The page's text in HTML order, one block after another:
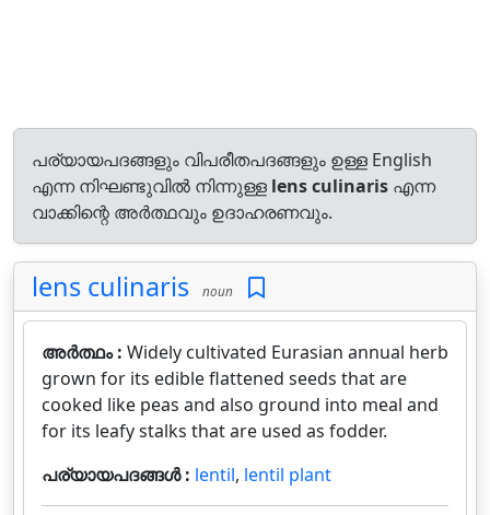
പര്യായപദങ്ങളും വിപരീതപദങ്ങളും ഉള്ള English
എന്ന നിഘണ്ടുവിൽ നിന്നുള്ള lens culinaris എന്ന
വാക്കിന്റെ അർത്ഥവും ഉദാഹരണവും.
lens culinaris noun
അർത്ഥം : Widely cultivated Eurasian annual herb
grown for its edible flattened seeds that are
cooked like peas and also ground into meal and
for its leafy stalks that are used as fodder.
പര്യായപദങ്ങൾ : lentil, lentil plant